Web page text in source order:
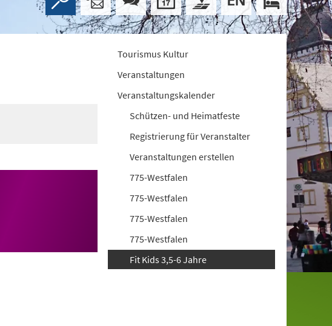
Tourismus Kultur
Veranstaltungen
Veranstaltungskalender
Schützen- und Heimatfeste
Registrierung für Veranstalter
Veranstaltungen erstellen
775-Westfalen
775-Westfalen
775-Westfalen
775-Westfalen
Fit Kids 3,5-6 Jahre